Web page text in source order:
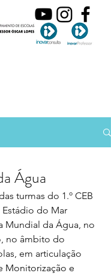
Água
Estádio do Mar
Mundial da Água, no
no âmbito do
em articulação
Monitorização e